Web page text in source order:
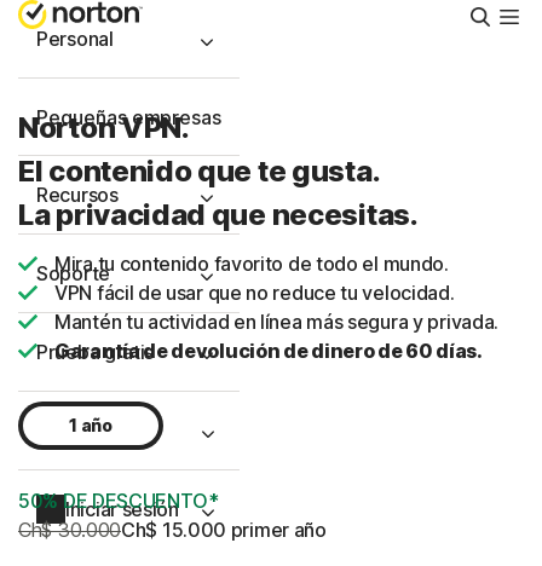
Personal
Pequeñas empresas
Recursos
Soporte
Prueba gratis
Chile
Iniciar sesión
Norton VPN.
El contenido que te gusta.
La privacidad que necesitas.
Mira tu contenido favorito de todo el mundo.
VPN fácil de usar que no reduce tu velocidad.
Mantén tu actividad en línea más segura y privada.
Garantía de devolución de dinero de 60 días.
1 año
50% DE DESCUENTO*
Ch$ 30.000Ch$ 15.000 primer año